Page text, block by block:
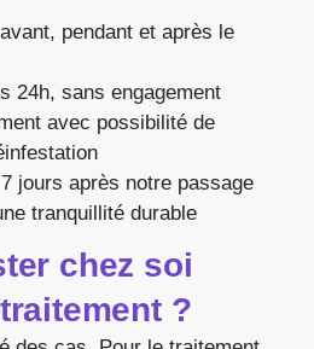
pendant et après le
24h, sans engagement
avec possibilité de
jours après notre passage
tranquillité durable
chez soi
?